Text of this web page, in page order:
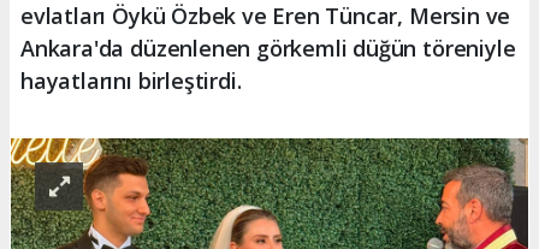
evlatları Öykü Özbek ve Eren Tüncar, Mersin ve
Ankara'da düzenlenen görkemli düğün töreniyle
hayatlarını birleştirdi.